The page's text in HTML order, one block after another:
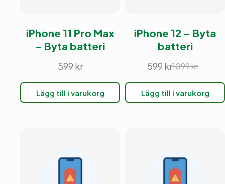
iPhone 11 Pro Max
– Byta batteri
599 kr
Lägg till i varukorg
iPhone 12 – Byta
batteri
1099kr
Det
priset
var:
599 kr Det
nuvarande
priset
är:
Lägg till i varukorg